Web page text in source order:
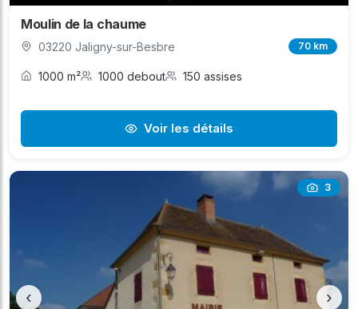
Moulin de la chaume
03220 Jaligny-sur-Besbre 70 km
1000 m² 1000 debout 150 assises
Voir les détails
3
‹ ›